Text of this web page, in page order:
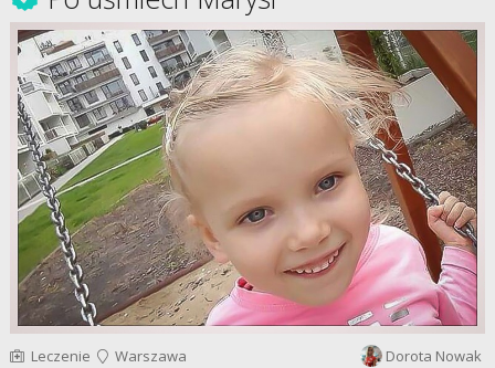
Leczenie Warszawa Dorota Nowak